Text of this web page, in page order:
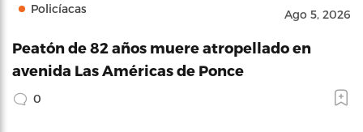
Policíacas Ago 5, 2026
Peatón de 82 años muere atropellado en
avenida Las Américas de Ponce
0